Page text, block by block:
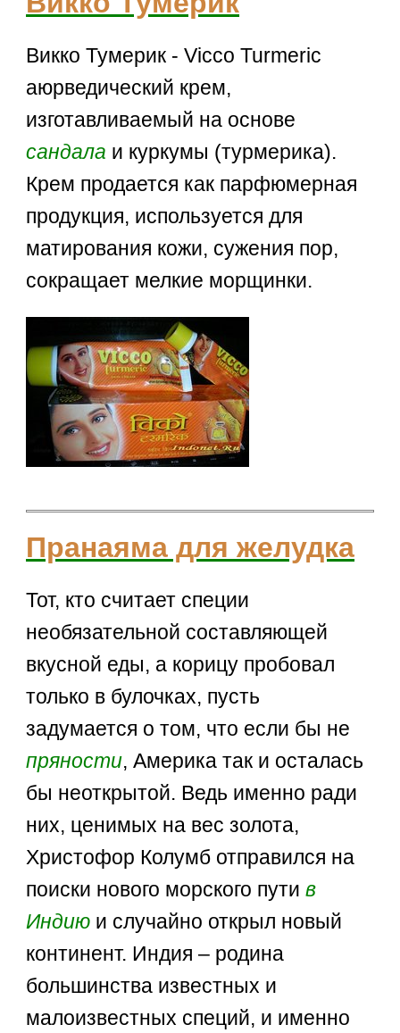
Викко Тумерик - Vicco Turmeric
аюрведический крем,
изготавливаемый на основе
сандала и куркумы (турмерика).
Крем продается как парфюмерная
продукция, используется для
матирования кожи, сужения пор,
сокращает мелкие морщинки.
Пранаяма для желудка
Тот, кто считает специи
необязательной составляющей
вкусной еды, а корицу пробовал
только в булочках, пусть
задумается о том, что если бы не
пряности, Америка так и осталась
бы неоткрытой. Ведь именно ради
них, ценимых на вес золота,
Христофор Колумб отправился на
поиски нового морского путив
Индию и случайно открыл новый
континент. Индия – родина
большинства известных и
малоизвестных специй, и именно